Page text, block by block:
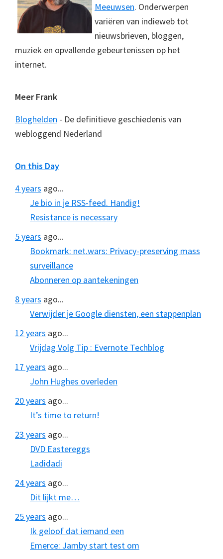
Meeuwsen. Onderwerpen
variëren van indieweb tot
nieuwsbrieven, bloggen,
muziek en opvallende gebeurtenissen op het
internet.
Meer Frank
Bloghelden - De definitieve geschiedenis van
webloggend Nederland
On this Day
4 years ago...
Je bio in je RSS-feed. Handig!
Resistance is necessary
5 years ago...
Bookmark: net.wars: Privacy-preserving mass
surveillance
Abonneren op aantekeningen
8 years ago...
Verwijder je Google diensten, een stappenplan
12 years ago...
Vrijdag Volg Tip : Evernote Techblog
17 years ago...
John Hughes overleden
20 years ago...
It’s time to return!
23 years ago...
DVD Eastereggs
Ladidadi
24 years ago...
Dit lijkt me…
25 years ago...
Ik geloof dat iemand een
Emerce: Jamby start test om